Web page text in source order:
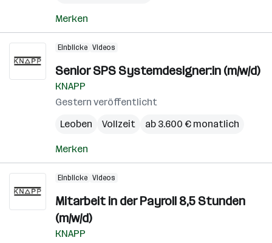
Merken
Einblicke Videos
Senior SPS Systemdesigner:in (m/w/d)
KNAPP
Gestern veröffentlicht
Leoben
Vollzeit ab 3.600 € monatlich
Merken
Einblicke Videos
Mitarbeit in der Payroll 8,5 Stunden
(m/w/d)
KNAPP